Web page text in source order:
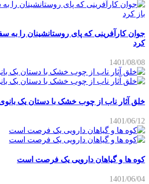
جوان کارآفرینی که پای روستانشینان را به
کرد
1401/08/08
خلق آثار ناب از چوب خشک با دستان یک
1401/06/12
کوه ها و گیاهان دارویی یک فرصت است
1401/06/04